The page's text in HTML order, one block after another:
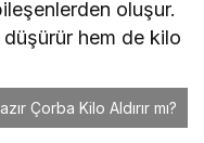
oluşur.
hem de kilo
Çorba Kilo Aldırır mı?